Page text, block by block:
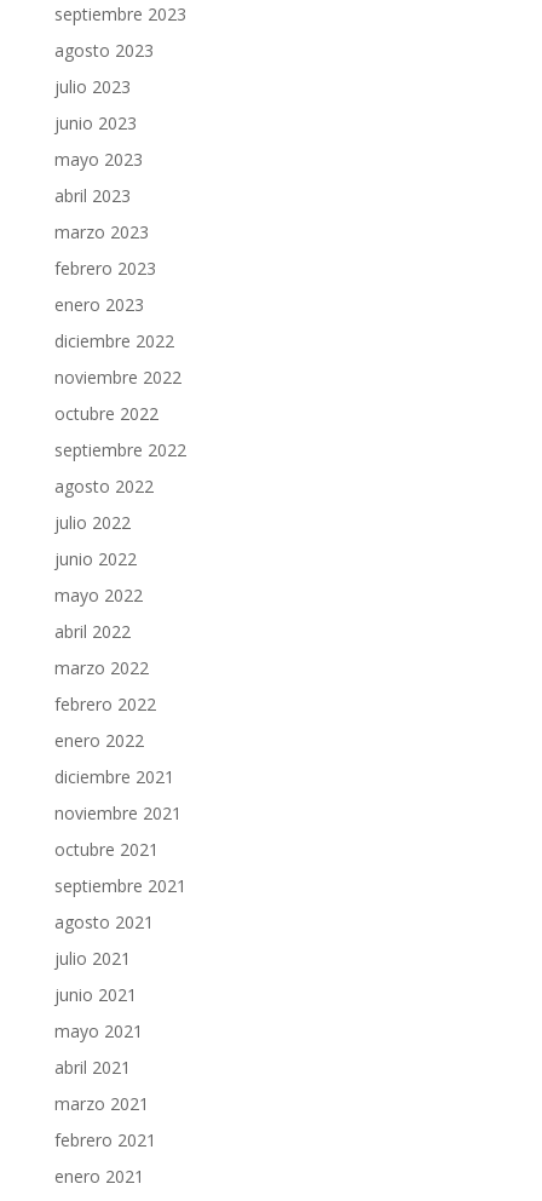
septiembre 2023
agosto 2023
julio 2023
junio 2023
mayo 2023
abril 2023
marzo 2023
febrero 2023
enero 2023
diciembre 2022
noviembre 2022
octubre 2022
septiembre 2022
agosto 2022
julio 2022
junio 2022
mayo 2022
abril 2022
marzo 2022
febrero 2022
enero 2022
diciembre 2021
noviembre 2021
octubre 2021
septiembre 2021
agosto 2021
julio 2021
junio 2021
mayo 2021
abril 2021
marzo 2021
febrero 2021
enero 2021